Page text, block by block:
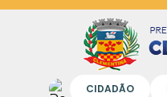
CIDADÃO